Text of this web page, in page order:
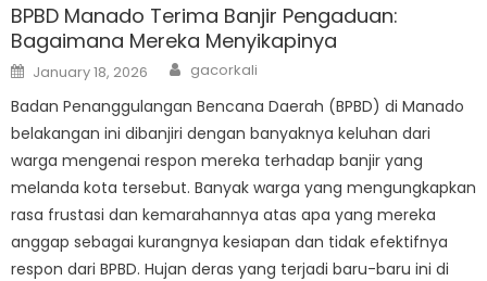
BPBD Manado Terima Banjir Pengaduan:
Bagaimana Mereka Menyikapinya
Posted
on
January 18, 2026 Author
gacorkali
Badan Penanggulangan Bencana Daerah (BPBD) di Manado
belakangan ini dibanjiri dengan banyaknya keluhan dari
warga mengenai respon mereka terhadap banjir yang
melanda kota tersebut. Banyak warga yang mengungkapkan
rasa frustasi dan kemarahannya atas apa yang mereka
anggap sebagai kurangnya kesiapan dan tidak efektifnya
respon dari BPBD. Hujan deras yang terjadi baru-baru ini di